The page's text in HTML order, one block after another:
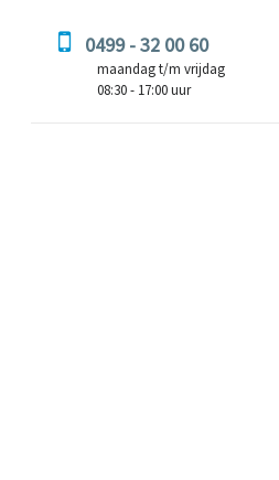
0499 - 32 00 60
maandag t/m vrijdag
08:30 - 17:00 uur